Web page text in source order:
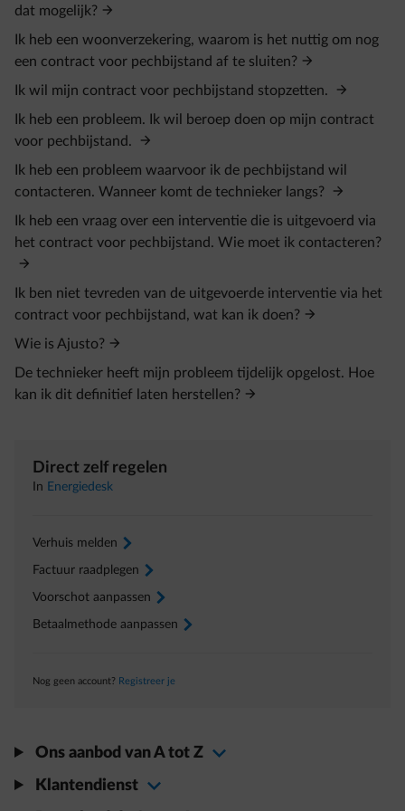
dat mogelijk?
Ik heb een woonverzekering, waarom is het nuttig om nog
een contract voor pechbijstand af te sluiten?
Ik wil mijn contract voor pechbijstand stopzetten.
Ik heb een probleem. Ik wil beroep doen op mijn contract
voor pechbijstand.
Ik heb een probleem waarvoor ik de pechbijstand wil
contacteren. Wanneer komt de technieker langs?
Ik heb een vraag over een interventie die is uitgevoerd via
het contract voor pechbijstand. Wie moet ik contacteren?
Ik ben niet tevreden van de uitgevoerde interventie via het
contract voor pechbijstand, wat kan ik doen?
Wie is Ajusto?
De technieker heeft mijn probleem tijdelijk opgelost. Hoe
kan ik dit definitief laten herstellen?
Direct zelf regelen
In Energiedesk
Verhuis melden arrow-right
Factuur raadplegen arrow-right
Voorschot aanpassen arrow-right
Betaalmethode aanpassen arrow-right
Nog geen account? Registreer je
Ons aanbod van A tot Z
Klantendienst